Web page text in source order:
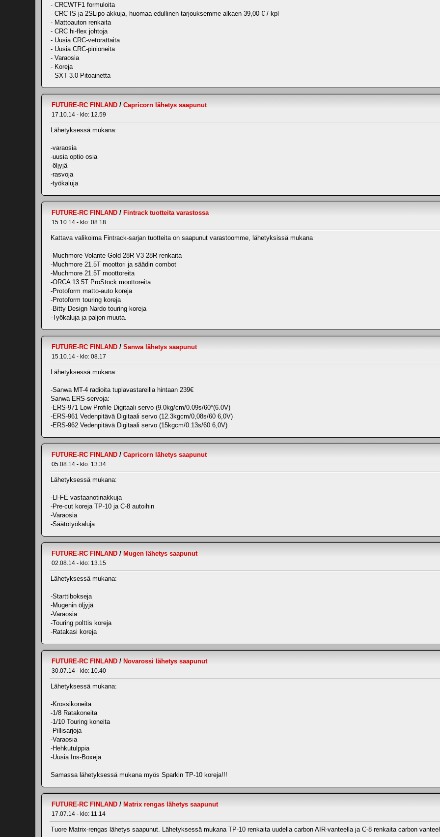
- CRCWTF1 formuloita
- CRC IS ja 2SLipo akkuja, huomaa edullinen tarjouksemme alkaen 39,00 € / kpl
- Mattoauton renkaita
- CRC hi-flex johtoja
- Uusia CRC-vetorattaita
- Uusia CRC-pinioneita
- Varaosia
- Koreja
- SXT 3.0 Pitoainetta
FUTURE-RC FINLAND / Capricorn lähetys saapunut
17.10.14 - klo: 12.59
Lähetyksessä mukana:
-varaosia
-uusia optio osia
-öljyjä
-rasvoja
-työkaluja
FUTURE-RC FINLAND / Fintrack tuotteita varastossa
15.10.14 - klo: 08.18
Kattava valikoima Fintrack-sarjan tuotteita on saapunut varastoomme, lähetyksissä mukana
-Muchmore Volante Gold 28R V3 28R renkaita
-Muchmore 21.5T moottori ja säädin combot
-Muchmore 21.5T moottoreita
-ORCA 13.5T ProStock moottoreita
-Protoform matto-auto koreja
-Protoform touring koreja
-Bitty Design Nardo touring koreja
-Työkaluja ja paljon muuta.
FUTURE-RC FINLAND / Sanwa lähetys saapunut
15.10.14 - klo: 08.17
Lähetyksessä mukana:
-Sanwa MT-4 radioita tuplavastareilla hintaan 239€
Sanwa ERS-servoja:
-ERS-971 Low Profile Digitaali servo (9.0kg/cm/0.09s/60°(6.0V)
-ERS-961 Vedenpitävä Digitaali servo (12.3kgcm/0,08s/60 6,0V)
-ERS-962 Vedenpitävä Digitaali servo (15kgcm/0.13s/60 6,0V)
FUTURE-RC FINLAND / Capricorn lähetys saapunut
05.08.14 - klo: 13.34
Lähetyksessä mukana:
-LI-FE vastaanotinakkuja
-Pre-cut koreja TP-10 ja C-8 autoihin
-Varaosia
-Säätötyökaluja
FUTURE-RC FINLAND / Mugen lähetys saapunut
02.08.14 - klo: 13.15
Lähetyksessä mukana:
-Starttibokseja
-Mugenin öljyjä
-Varaosia
-Touring polttis koreja
-Ratakasi koreja
FUTURE-RC FINLAND / Novarossi lähetys saapunut
30.07.14 - klo: 10.40
Lähetyksessä mukana:
-Krossikoneita
-1/8 Ratakoneita
-1/10 Touring koneita
-Pillisarjoja
-Varaosia
-Hehkutulppia
-Uusia Ins-Boxeja
Samassa lähetyksessä mukana myös Sparkin TP-10 koreja!!!
FUTURE-RC FINLAND / Matrix rengas lähetys saapunut
17.07.14 - klo: 11.14
Tuore Matrix-rengas lähetys saapunut. Lähetyksessä mukana TP-10 renkaita uudella carbon AIR-vanteella ja C-8 renkaita carbon